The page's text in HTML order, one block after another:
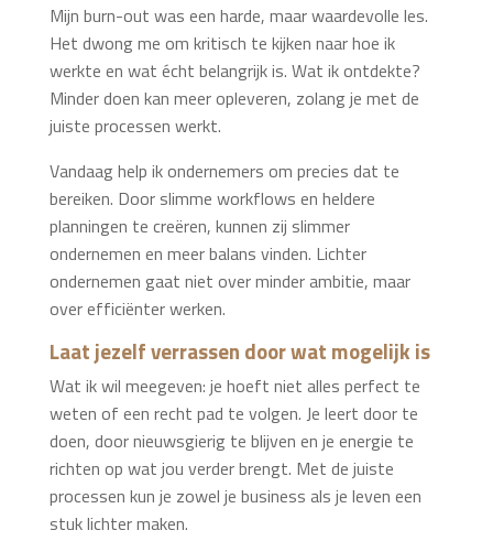
Mijn burn-out was een harde, maar waardevolle les.
Het dwong me om kritisch te kijken naar hoe ik
werkte en wat écht belangrijk is. Wat ik ontdekte?
Minder doen kan meer opleveren, zolang je met de
juiste processen werkt.
Vandaag help ik ondernemers om precies dat te
bereiken. Door slimme workflows en heldere
planningen te creëren, kunnen zij slimmer
ondernemen en meer balans vinden. Lichter
ondernemen gaat niet over minder ambitie, maar
over efficiënter werken.
Laat jezelf verrassen door wat mogelijk is
Wat ik wil meegeven: je hoeft niet alles perfect te
weten of een recht pad te volgen. Je leert door te
doen, door nieuwsgierig te blijven en je energie te
richten op wat jou verder brengt. Met de juiste
processen kun je zowel je business als je leven een
stuk lichter maken.